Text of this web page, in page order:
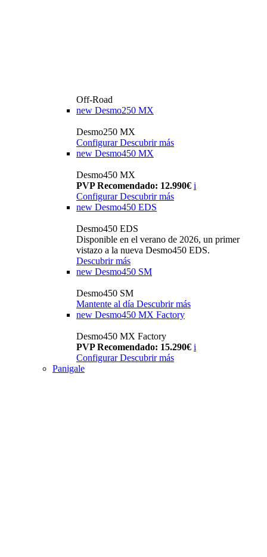
Off-Road
new Desmo250 MX
Desmo250 MX
Configurar Descubrir más
new Desmo450 MX
Desmo450 MX
PVP Recomendado: 12.990€ i
Configurar Descubrir más
new Desmo450 EDS
Desmo450 EDS
Disponible en el verano de 2026, un primer
vistazo a la nueva Desmo450 EDS.
Descubrir más
new Desmo450 SM
Desmo450 SM
Mantente al día Descubrir más
new Desmo450 MX Factory
Desmo450 MX Factory
PVP Recomendado: 15.290€ i
Configurar Descubrir más
Panigale